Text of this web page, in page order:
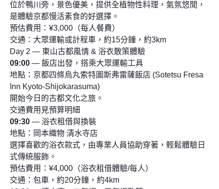
位於鴨川旁，景色優美，提供全植物性料理，氣氛悠閒，
是體驗京都慢活素食的好選擇。
預估費用：¥3,000（每人餐費）
交通：大眾運輸或計程車，約15分鐘，約3km
Day 2 — 東山古都風情 & 浴衣散策體驗
09:00 — 飯店出發，搭乘大眾運輸工具
地點：京都四條烏丸索特圖斯弗雷薩飯店 (Sotetsu Fresa
Inn Kyoto-Shijokarasuma)
開始今日的古都文化之旅。
交通費用見預算明細
09:30 — 浴衣租借與換裝
地點：岡本織物 清水寺店
選擇喜歡的浴衣款式，由專業人員協助穿著，輕鬆體驗日
式傳統服飾。
預估費用：¥4,000（浴衣租借體驗/每人）
交通：包車，約20分鐘，約4km